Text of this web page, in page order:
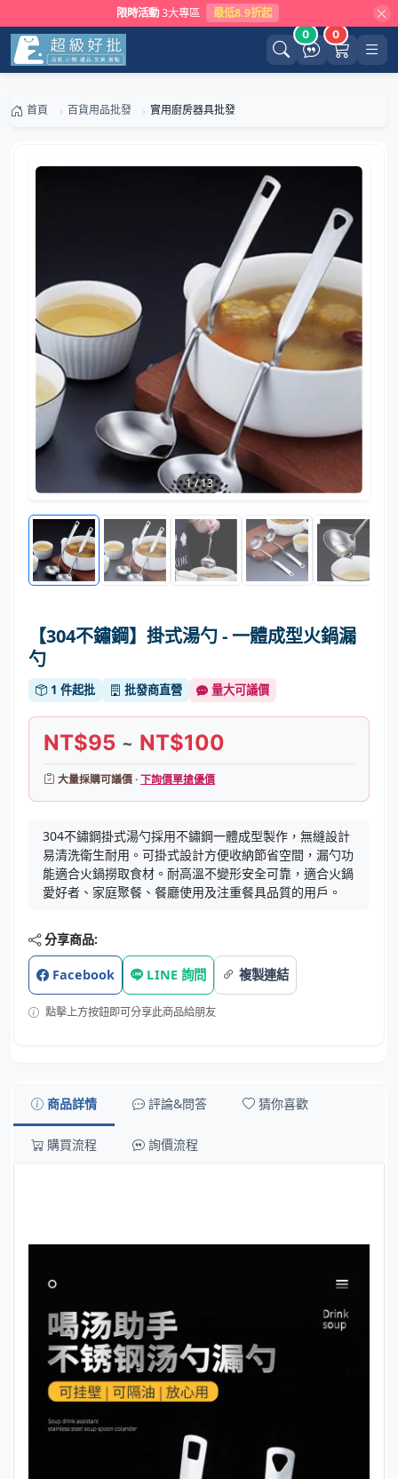
限時活動 3大專區 最低8.9折起
0 0
首頁 百貨用品批發 實用廚房器具批發
1/13
【304不鏽鋼】掛式湯勺 - 一體成型火鍋漏
勺
1 件起批 批發商直營 量大可議價
NT$95 ~ NT$100
大量採購可議價 ·下詢價單搶優價
304不鏽鋼掛式湯勺採用不鏽鋼一體成型製作，無縫設計
易清洗衛生耐用。可掛式設計方便收納節省空間，漏勺功
能適合火鍋撈取食材。耐高溫不變形安全可靠，適合火鍋
愛好者、家庭聚餐、餐廳使用及注重餐具品質的用戶。
分享商品:
Facebook LINE 詢問 複製連結
點擊上方按鈕即可分享此商品給朋友
商品詳情 評論&問答 猜你喜歡
購買流程 詢價流程